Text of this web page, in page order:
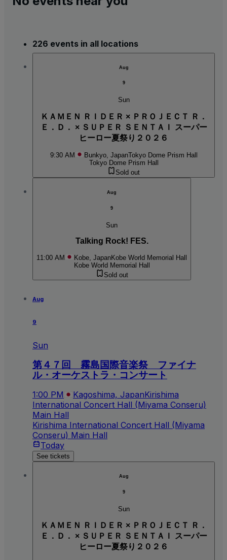
226 events in all locations
Aug
9
Sun
ＫＡＭＥＮ ＲＩＤＥＲ × ＰＲＯＪＥＣＴ Ｒ．
Ｅ．Ｄ． × ＳＵＰＥＲ ＳＥＮＴＡＩ スーパー
ヒーロー夏祭り２０２６
9:30 AM Bunkyo, JapanTokyo Dome Prism Hall
Tokyo Dome Prism Hall
Sold out
Aug
9
Sun
Talking Rock! FES.
11:00 AM Kobe, JapanKobe World Memorial Hall
Kobe World Memorial Hall
Sold out
Aug
9
Sun
第４７回 霧島国際音楽祭 ファイナ
ル・オーケストラ・コンサート
1:00 PM Kagoshima, JapanKirishima
International Concert Hall (Miyama Conseru)
Main Hall
Kirishima International Concert Hall (Miyama
Conseru) Main Hall
Today
See tickets
Aug
9
Sun
ＫＡＭＥＮ ＲＩＤＥＲ × ＰＲＯＪＥＣＴ Ｒ．
Ｅ．Ｄ． × ＳＵＰＥＲ ＳＥＮＴＡＩ スーパー
ヒーロー夏祭り２０２６